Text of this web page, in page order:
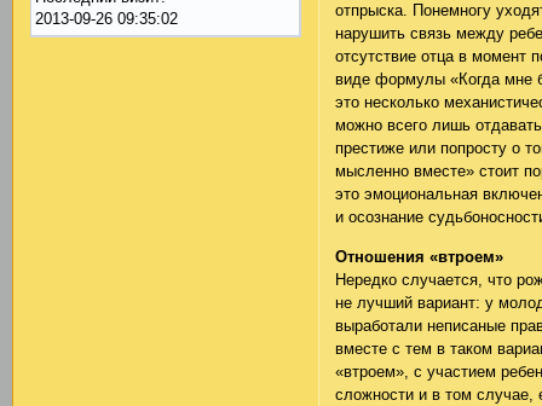
2013-09-26 09:35:02
отпрыска. Понемногу
нарушить связь между
отсутствие отца в момент
виде формулы «Когда мне
это несколько
можно всего лишь
престиже или попросту о
мысленно вместе» стоит
это эмоциональная
и осознание
Отношения «втроем»
Нередко случается, что
не лучший вариант: у
выработали неписаные
вместе с тем в таком
«втроем», с участием
сложности и в том случае,